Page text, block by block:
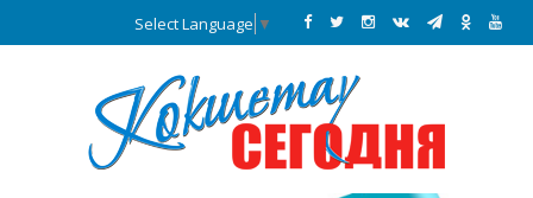
Select Language ▼